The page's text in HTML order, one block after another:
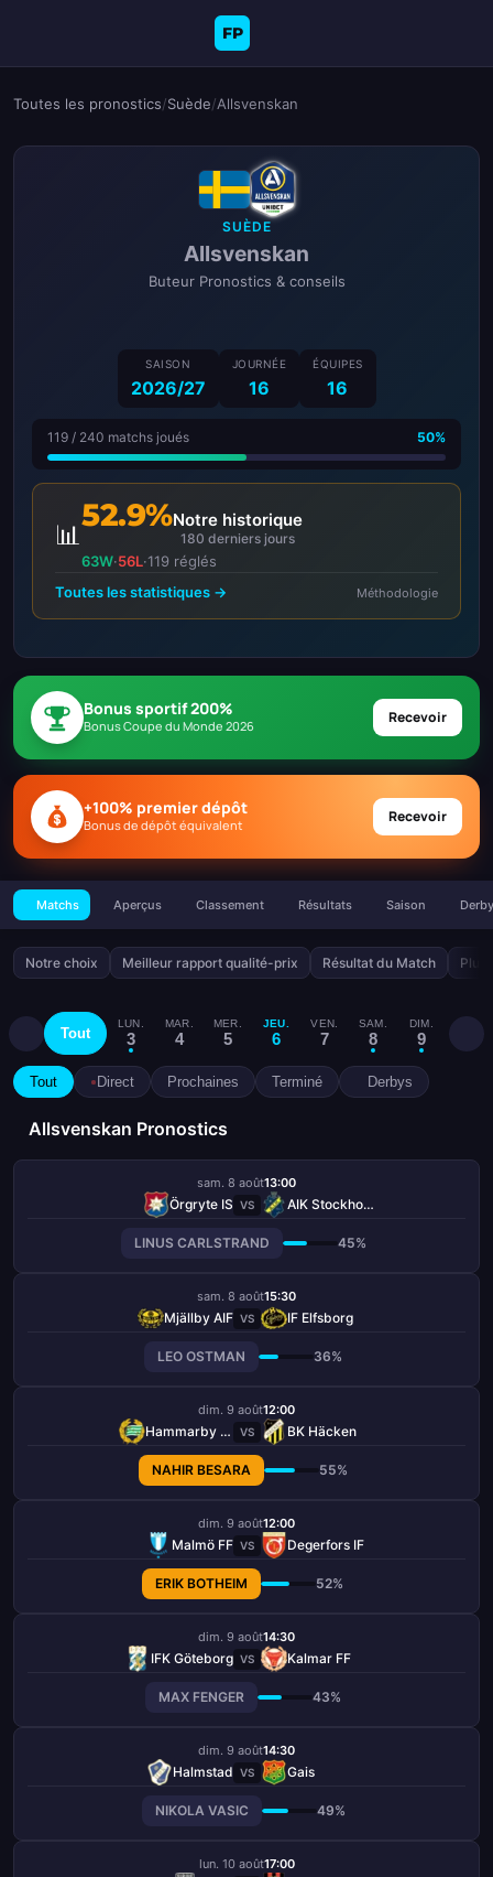
FP
Toutes les pronostics/Suède/Allsvenskan
SUÈDE
Allsvenskan
Buteur Pronostics & conseils
SAISON
2026/27
JOURNÉE
16
ÉQUIPES
16
119 / 240 matchs joués 50%
📊
52.9%Notre historique
180 derniers jours
63W·56L·119 réglés
Toutes les statistiques →
Méthodologie
Bonus sportif 200%
Bonus Coupe du Monde 2026 Recevoir
+100% premier dépôt
Bonus de dépôt équivalent Recevoir
Matchs Aperçus Classement Résultats Saison
Notre choix Meilleur rapport qualité-prix Résultat du Match Plus
Tout
LUN.
3
MAR.
4
MER.
5
JEU.
6
VEN.
7
SAM.
8
DIM.
9
LUN.
Tout Direct Prochaines Terminé Derbys
Allsvenskan Pronostics
sam. 8 août13:00
Örgryte IS VS AIK Stockholm
LINUS CARLSTRAND 45%
sam. 8 août15:30
Mjällby AIF VS IF Elfsborg
LEO OSTMAN 36%
dim. 9 août12:00
Hammarby FF VS BK Häcken
NAHIR BESARA 55%
dim. 9 août12:00
Malmö FF VS Degerfors IF
ERIK BOTHEIM 52%
dim. 9 août14:30
IFK Göteborg VS Kalmar FF
MAX FENGER 43%
dim. 9 août14:30
Halmstad VS Gais
NIKOLA VASIC 49%
lun. 10 août17:00